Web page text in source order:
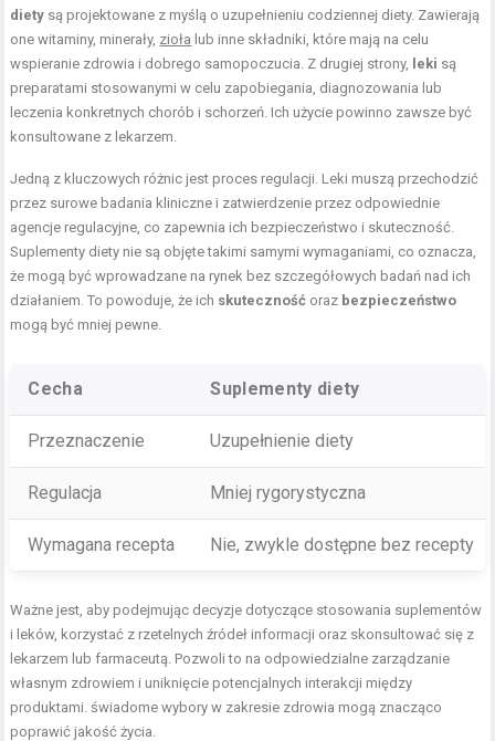
diety są projektowane z myślą o uzupełnieniu codziennej diety. Zawierają
one witaminy, minerały, zioła lub inne składniki, które mają na celu
wspieranie zdrowia i dobrego samopoczucia. Z drugiej strony,
leki są
preparatami stosowanymi w celu zapobiegania, diagnozowania lub
leczenia konkretnych chorób i schorzeń. Ich użycie powinno zawsze być
konsultowane z lekarzem.
Jedną z kluczowych różnic jest proces regulacji. Leki muszą przechodzić
przez surowe badania kliniczne i zatwierdzenie przez odpowiednie
agencje regulacyjne, co zapewnia ich bezpieczeństwo i skuteczność.
Suplementy diety nie są objęte takimi samymi wymaganiami, co oznacza,
że mogą być wprowadzane na rynek bez szczegółowych badań nad ich
działaniem. To powoduje, że ich skuteczność oraz bezpieczeństwo
mogą być mniej pewne.
Cecha Suplementy diety
Przeznaczenie Uzupełnienie diety
Regulacja Mniej rygorystyczna
Wymagana recepta Nie, zwykle dostępne bez recepty
Ważne jest, aby podejmując decyzje dotyczące stosowania suplementów
i leków, korzystać z rzetelnych źródeł informacji oraz skonsultować się z
lekarzem lub farmaceutą. Pozwoli to na odpowiedzialne zarządzanie
własnym zdrowiem i uniknięcie potencjalnych interakcji między
produktami. świadome wybory w zakresie zdrowia mogą znacząco
poprawić jakość życia.